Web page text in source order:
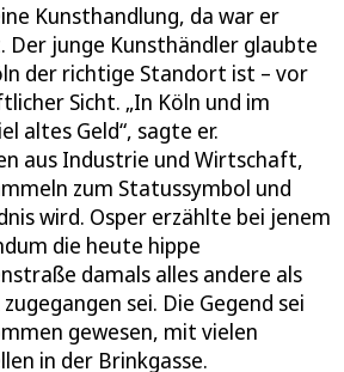
Kunsthandlung, da war er
Der junge Kunsthändler glaubte
der richtige Standort ist – vor
Sicht. „In Köln und im
altes Geld“, sagte er.
aus Industrie und Wirtschaft,
zum Statussymbol und
wird. Osper erzählte bei jenem
die heute hippe
damals alles andere als
sei. Die Gegend sei
gewesen, mit vielen
in der Brinkgasse.